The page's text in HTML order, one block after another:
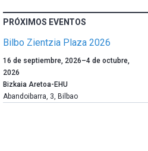
PRÓXIMOS EVENTOS
Bilbo Zientzia Plaza 2026
Un
año
más,
Bilbao
16 de septiembre, 2026–4 de octubre,
2026
Bizkaia Aretoa-EHU
Abandoibarra, 3, Bilbao